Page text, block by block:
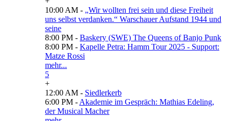
10:00 AM - „Wir wollten frei sein und diese Freiheit
uns selbst verdanken.“ Warschauer Aufstand 1944 und
seine
8:00 PM - Baskery (SWE) The Queens of Banjo Punk
8:00 PM - Kapelle Petra: Hamm Tour 2025 - Support:
Matze Rossi
mehr...
5
+
12:00 AM - Siedlerkerb
6:00 PM - Akademie im Gespräch: Mathias Edeling,
der Musical Macher